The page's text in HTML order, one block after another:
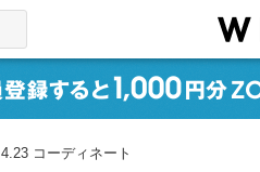
4.23 コーディネート